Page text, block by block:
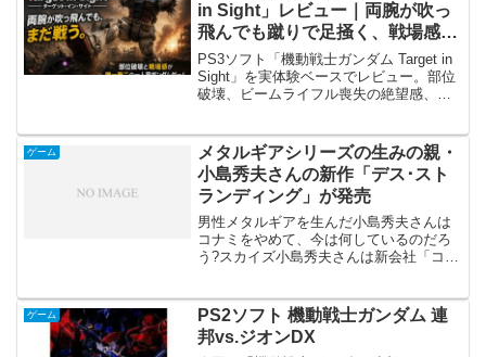
in Sight」レビュー｜両腕が吹っ
飛んでも蹴りで足掻く、戦場感が
最高のガンダムゲーム
PS3ソフト「機動戦士ガンダム Target in
Sight」を実体験ベースでレビュー。部位
破壊、ビームライフル喪失の絶望感、両
本音で語ります。
ゲーム
メタルギアシリーズの生みの親・
小島秀夫さんの新作「デス･スト
ランディング」が発売
男性メタルギアを生んだ小島秀夫さんは
コナミをやめて、今は何しているのだろ
う?スカイズ小島秀夫さんは新会社「コジ
作目の「デス･ストランディング」が発売
される予定...
ゲーム
PS2ソフト 機動戦士ガンダム 連
邦vs.ジオンDX